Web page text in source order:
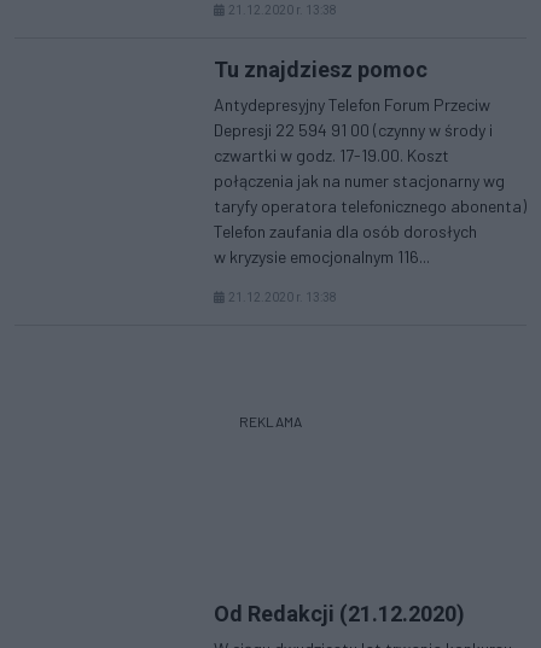
21.12.2020 r. 13:38
Tu znajdziesz pomoc
Antydepresyjny Telefon Forum Przeciw
Depresji 22 594 91 00 (czynny w środy i
czwartki w godz. 17-19.00. Koszt
połączenia jak na numer stacjonarny wg
taryfy operatora telefonicznego abonenta)
Telefon zaufania dla osób dorosłych
w kryzysie emocjonalnym 116...
21.12.2020 r. 13:38
REKLAMA
Od Redakcji (21.12.2020)